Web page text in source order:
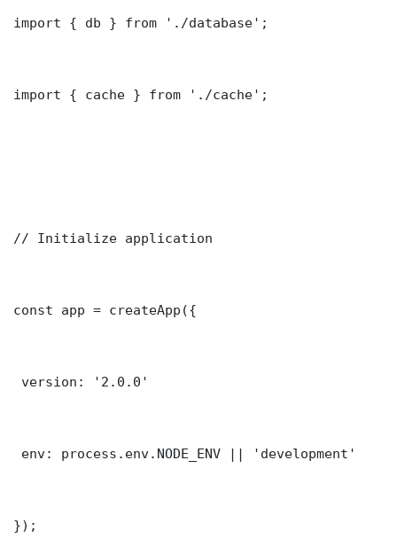
import { db } from './database';
import { cache } from './cache';
// Initialize application
const app = createApp({
version: '2.0.0'
env: process.env.NODE_ENV || 'development'
});